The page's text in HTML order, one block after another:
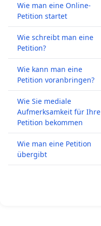
Wie man eine Online-
Petition startet
Wie schreibt man eine
Petition?
Wie kann man eine
Petition voranbringen?
Wie Sie mediale
Aufmerksamkeit für Ihre
Petition bekommen
Wie man eine Petition
übergibt